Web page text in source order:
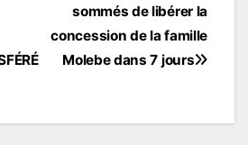
sommés de libérer la
concession de la famille
Molebe dans 7 jours